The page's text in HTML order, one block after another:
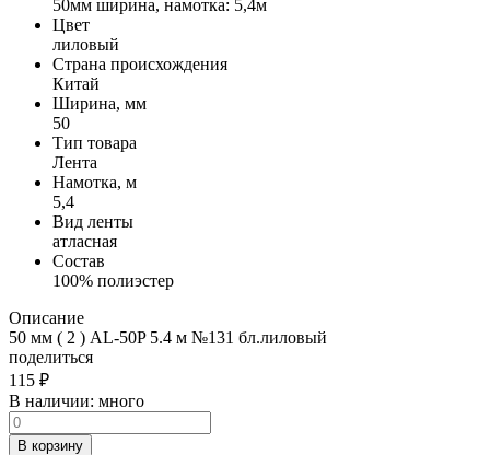
50мм ширина, намотка: 5,4м
Цвет
лиловый
Страна происхождения
Китай
Ширина, мм
50
Тип товара
Лента
Намотка, м
5,4
Вид ленты
атласная
Состав
100% полиэстер
Описание
50 мм ( 2 ) AL-50P 5.4 м №131 бл.лиловый
поделиться
115 ₽
В наличии: много
В корзину